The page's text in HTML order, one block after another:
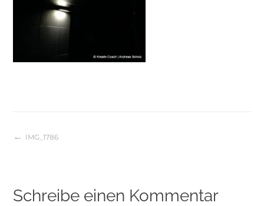
Beitragsnavigation
IMG_1786
Schreibe einen Kommentar